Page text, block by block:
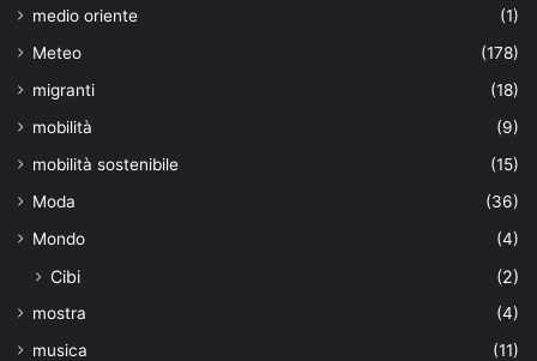
medio oriente
(1)
Meteo
(178)
migranti
(18)
mobilità
(9)
mobilità sostenibile
(15)
Moda
(36)
Mondo
(4)
Cibi (2)
mostra
(4)
musica
(11)